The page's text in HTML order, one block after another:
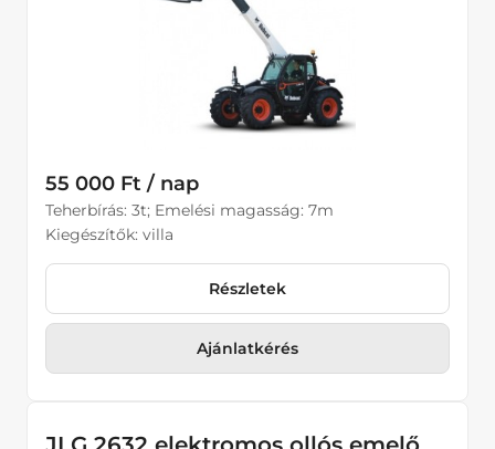
55 000 Ft / nap
Teherbírás: 3t; Emelési magasság: 7m
Kiegészítők: villa
Részletek
Ajánlatkérés